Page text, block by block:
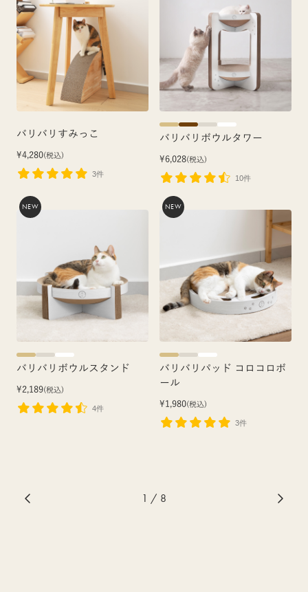
バリバリすみっこ
¥4,280(税込)
3件
バリバリボウルタワー
¥6,028(税込)
10件
NEW
バリバリボウルスタンド
¥2,189(税込)
4件
NEW
バリバリパッド コロコロボ
ール
¥1,980(税込)
3件
1 / 8